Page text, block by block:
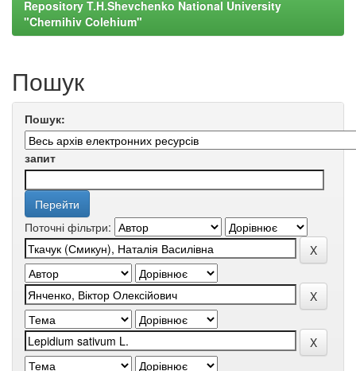
Repository T.H.Shevchenko National University
"Chernihiv Colehium"
Пошук
Пошук:
запит
Поточні фільтри: